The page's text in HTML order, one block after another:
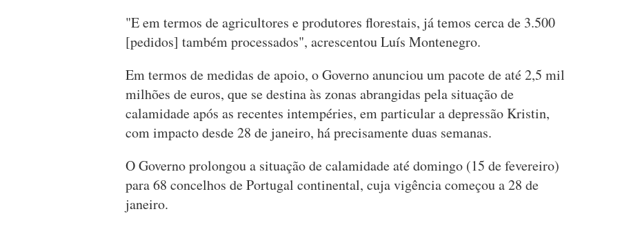
"E em termos de agricultores e produtores florestais, já temos cerca de 3.500
[pedidos] também processados", acrescentou Luís Montenegro.
Em termos de medidas de apoio, o Governo anunciou um pacote de até 2,5 mil
milhões de euros, que se destina às zonas abrangidas pela situação de
calamidade após as recentes intempéries, em particular a depressão Kristin,
com impacto desde 28 de janeiro, há precisamente duas semanas.
O Governo prolongou a situação de calamidade até domingo (15 de fevereiro)
para 68 concelhos de Portugal continental, cuja vigência começou a 28 de
janeiro.